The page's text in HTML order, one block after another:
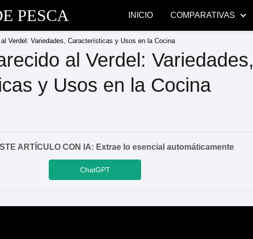
PESCA INICIO COMPARATIVAS
Verdel: Variedades, Características y Usos en la Cocina
al Verdel: Variedades,
y Usos en la Cocina
ARTÍCULO CON IA: Extrae lo esencial automáticamente
ChatGPT